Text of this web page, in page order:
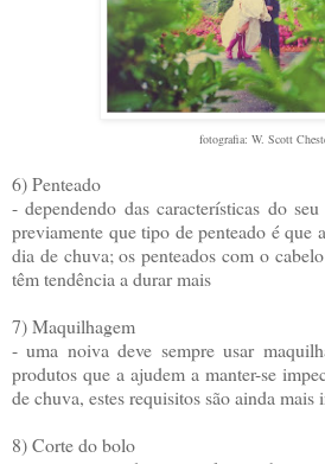
fotografia: W. Scott
6) Penteado
- dependendo das características do
previamente que tipo de penteado é que
dia de chuva; os penteados com o
têm tendência a durar mais
7) Maquilhagem
- uma noiva deve sempre usar
produtos que a ajudem a manter-se
de chuva, estes requisitos são ainda mais
8) Corte do bolo